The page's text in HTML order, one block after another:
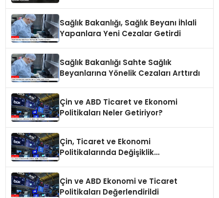
Sağlık Bakanlığı, Sağlık Beyanı İhlali
Yapanlara Yeni Cezalar Getirdi
Sağlık Bakanlığı Sahte Sağlık
Beyanlarına Yönelik Cezaları Arttırdı
Çin ve ABD Ticaret ve Ekonomi
Politikaları Neler Getiriyor?
Çin, Ticaret ve Ekonomi
Politikalarında Değişiklik
Çin ve ABD Ekonomi ve Ticaret
Politikaları Değerlendirildi